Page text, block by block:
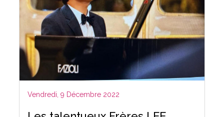
Vendredi, 9 Décembre 2022